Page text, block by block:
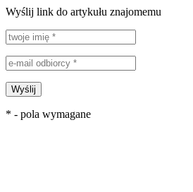
Wyślij link do artykułu znajomemu
Wyślij
* - pola wymagane